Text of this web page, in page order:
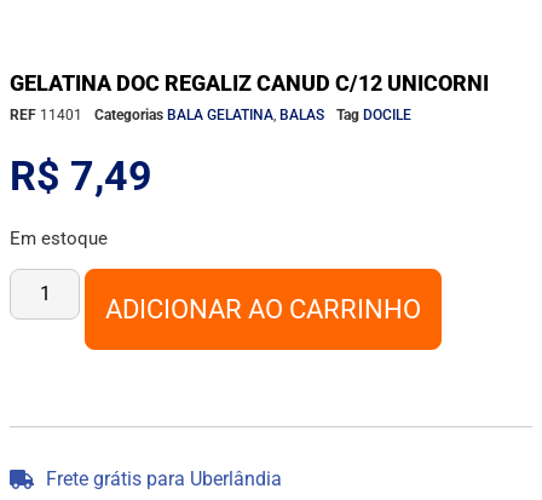
GELATINA DOC REGALIZ CANUD C/12 UNICORNI
REF 11401 Categorias BALA GELATINA BALAS Tag DOCILE
R$ 7,49
Em estoque
ADICIONAR AO CARRINHO
Frete grátis para Uberlândia